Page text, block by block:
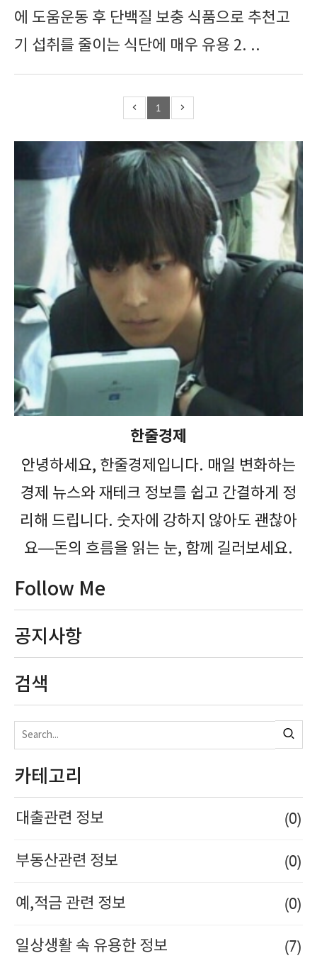
에 도움운동 후 단백질 보충 식품으로 추천고
기 섭취를 줄이는 식단에 매우 유용 2. ..
1
한줄경제
안녕하세요, 한줄경제입니다. 매일 변화하는
경제 뉴스와 재테크 정보를 쉽고 간결하게 정
리해 드립니다. 숫자에 강하지 않아도 괜찮아
요—돈의 흐름을 읽는 눈, 함께 길러보세요.
Follow Me
공지사항
검색
카테고리
대출관련 정보 (0)
부동산관련 정보 (0)
예,적금 관련 정보 (0)
일상생활 속 유용한 정보 (7)